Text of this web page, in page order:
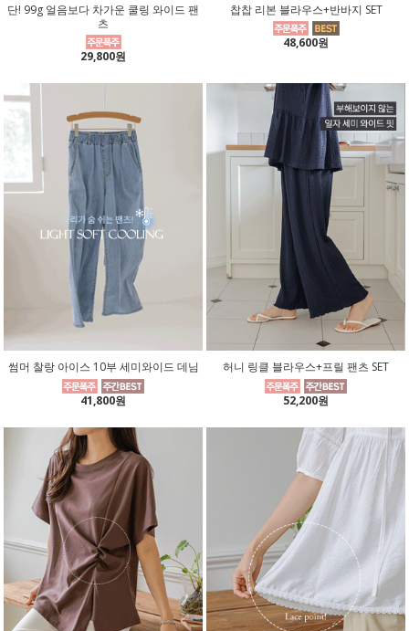
단! 99g 얼음보다 차가운 쿨링 와이드 팬
츠
29,800원
찹찹 리본 블라우스+반바지 SET
48,600원
썸머 찰랑 아이스 10부 세미와이드 데님
41,800원
허니 링클 블라우스+프릴 팬츠 SET
52,200원